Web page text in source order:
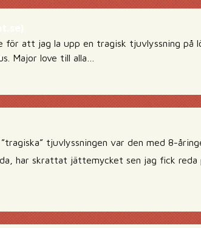
för att jag la upp en tragisk tjuvlyssning på
Major love till alla…
tjuvlyssningen var den med 8-
har skrattat jättemycket sen jag fick reda